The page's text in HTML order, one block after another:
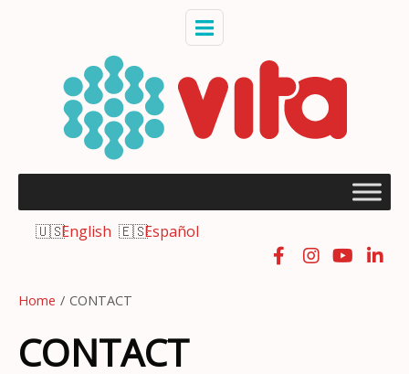
English Español
Home / CONTACT
CONTACT